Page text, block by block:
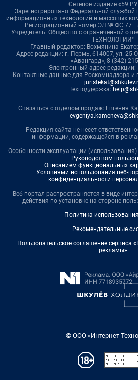
Сетевое издание
Зарегистрировано Федеральной службой
информационных технологий и массовых
Регистрационный номер ЭЛ № ФС 77–
Учредитель: Общество с ограниченной
ТЕХНОЛОГИИ"
Главный редактор: Вохмянина
Адрес редакции: г. Пермь, 614007, ул. 25
«Авангард», 8 (342)
Электронный адрес редакции:
Контактные данные для Роскомнадзора и
Техподдержка:
Связаться с отделом продаж: Евгения
Редакция сайта не несет
информации, содержащейся в
Особенности эксплуатации
Руководством
Описанием функциональных
Условиями использования веб-
конфиденциальности
Веб-портал распространяется в виде
действия по установке на стороне
Политика
Рекомендательные
Пользовательское соглашение сервиса
рекламы»
© ООО «Интернет